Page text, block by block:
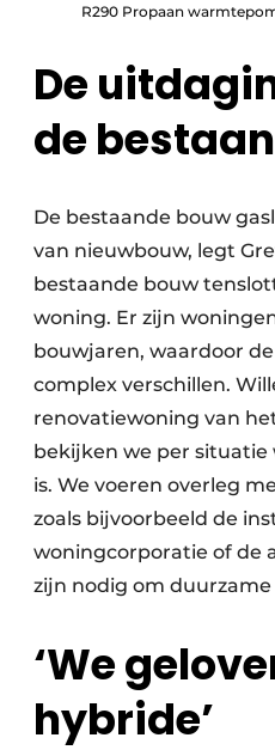
R290 Propaan
De
de
De bestaande bouw
van nieuwbouw, legt
bestaande bouw
woning. Er zijn
bouwjaren, waardoor
complex verschillen.
renovatiewoning van
bekijken we per situatie
is. We voeren overleg
zoals bijvoorbeeld de
woningcorporatie of de
zijn nodig om
‘We
hybride’